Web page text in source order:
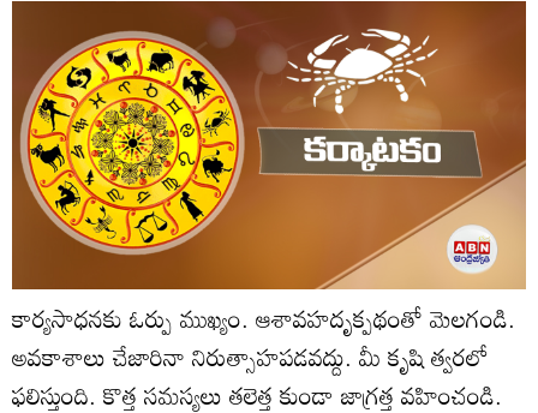
కార్యసాధనకు ఓర్పు ముఖ్యం. ఆశావహదృక్పథంతో మెలగండి.
అవకాశాలు చేజారినా నిరుత్సాహపడవద్దు. మీ కృషి త్వరలో
ఫలిస్తుంది. కొత్త సమస్యలు తలెత్త కుండా జాగ్రత్త వహించండి.